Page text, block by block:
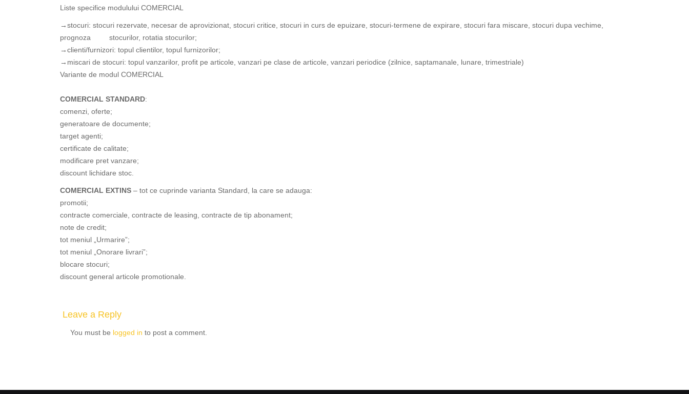
Liste specifice modulului COMERCIAL
→stocuri: stocuri rezervate, necesar de aprovizionat, stocuri critice, stocuri in curs de epuizare, stocuri-termene de expirare, stocuri fara miscare, stocuri dupa vechime,
prognoza stocurilor, rotatia stocurilor;
→clienti/furnizori: topul clientilor, topul furnizorilor;
→ miscari de stocuri: topul vanzarilor, profit pe articole, vanzari pe clase de articole, vanzari periodice (zilnice, saptamanale, lunare, trimestriale)
Variante de modul COMERCIAL
COMERCIAL STANDARD:
comenzi, oferte;
generatoare de documente;
target agenti;
certificate de calitate;
modificare pret vanzare;
discount lichidare stoc.
COMERCIAL EXTINS – tot ce cuprinde varianta Standard, la care se adauga:
promotii;
contracte comerciale, contracte de leasing, contracte de tip abonament;
note de credit;
tot meniul „Urmarire”;
tot meniul „Onorare livrari”;
blocare stocuri;
discount general articole promotionale.
Leave a Reply
You must be logged in to post a comment.